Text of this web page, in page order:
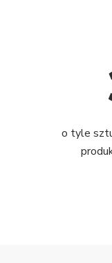
o tyle